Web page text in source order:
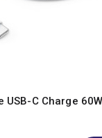
USB-C Charge